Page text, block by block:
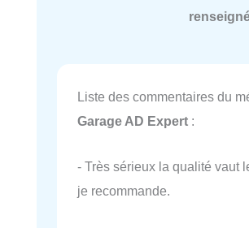
Liste des commentaires du
Garage AD Expert :
- Très sérieux la qualité vaut
je recommande.